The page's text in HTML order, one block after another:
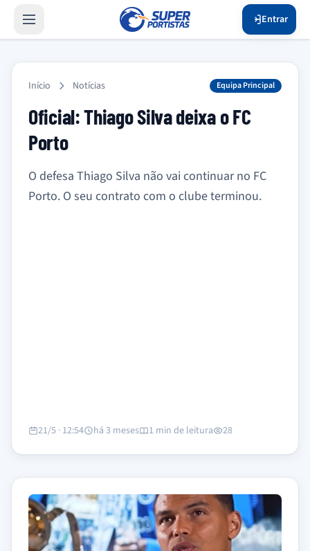
Entrar
Início Notícias Equipa Principal
Oficial: Thiago Silva deixa o FC
Porto
O defesa Thiago Silva não vai continuar no FC
Porto. O seu contrato com o clube terminou.
21/5 · 12:54 há 3 meses 1 min de leitura 28